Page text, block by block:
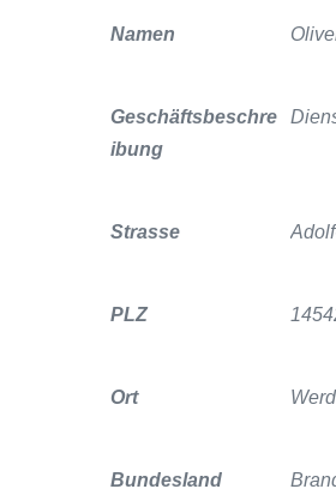
Namen
Geschäftsbeschre
ibung
Strasse
PLZ
Ort
Bundesland